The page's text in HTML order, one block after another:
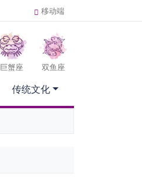
移动端
巨蟹座 双鱼座
传统文化